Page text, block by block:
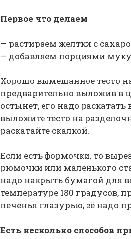
Первое что делаем
— растираем желтки с
— добавляем порциями
Хорошо вымешанное тесто
предварительно выложив в
остынет, его надо
выложите тесто на
раскатайте скалкой.
Если есть формочки, то
рюмочки или маленького
надо накрыть бумагой для
температуре 180 градусов,
печенья глазурью, её надо
Есть несколько способов